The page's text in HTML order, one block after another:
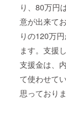
り、80万円
意が出来て
りの120万
ます。支援
支援金は、
て使わせて
思っておりま